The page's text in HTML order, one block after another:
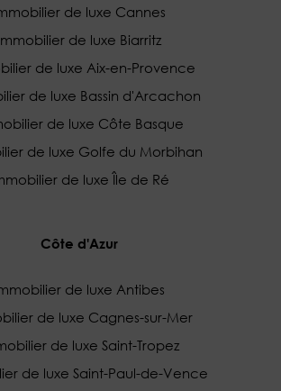
de luxe Cannes
de luxe Biarritz
de luxe Aix-en-Provence
de luxe Bassin d'Arcachon
de luxe Côte Basque
de luxe Golfe du Morbihan
de luxe Île de Ré
Côte d'Azur
de luxe Antibes
de luxe Cagnes-sur-Mer
de luxe Saint-Tropez
de luxe Saint-Paul-de-Vence